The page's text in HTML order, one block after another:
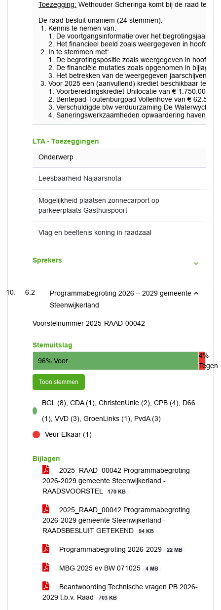
Toezegging: Wethouder Scheringa komt bij de raad
De raad besluit unaniem (24 stemmen):
Kennis te nemen van:
1. De voortgangsinformatie over het begrotingsjaar
2. Het financieel beeld zoals weergegeven in
In te stemmen met:
1. De begrotingspositie zoals weergegeven in
2. De financiële mutaties zoals opgenomen in bijlage
3. Het betrekken van de weergegeven jaarschijven
Voor 2025 een (aanvullend) krediet beschikbaar te
1. Voorbereidingskrediet Unilocatie van € 1.750.000;
2. Bentepad-Toutenburgpad Vollenhove van € 62.500;
3. Verschuldigde btw verduurzaming De Waterwyck
4. Saneringswerkzaamheden opwaardering haven ’t
LTA - Toezeggingen
Onderwerp
Leesbaarheid Najaarsnota
Mogelijkheid plaatsen zonnecarport op
parkeerplaats Gasthuispoort
Vlag en beeltenis koning in raadzaal
Sprekers
6.2
Programmabegroting 2026 – 2029 gemeente
Steenwijkerland
Voorstelnummer 2025-RAAD-00042
Stemuitslag
96% Voor
4%
Tegen
Toon stemmen
voor
BGL (8), CDA (1), ChristenUnie (2), CPB (4), D66
(1), VVD (3), GroenLinks (1), PvdA (3)
Veur Elkaar (1)
Bijlagen
2025_RAAD_00042 Programmabegroting
2026-2029 gemeente Steenwijkerland -
RAADSVOORSTEL
170 KB
2025_RAAD_00042 Programmabegroting
2026-2029 gemeente Steenwijkerland -
RAADSBESLUIT GETEKEND
94 KB
Programmabegroting 2026-2029 22 MB
MBG 2025 ev BW 071025 4 MB
Beantwoording Technische vragen PB 2026-
2029 t.b.v. Raad
703 KB